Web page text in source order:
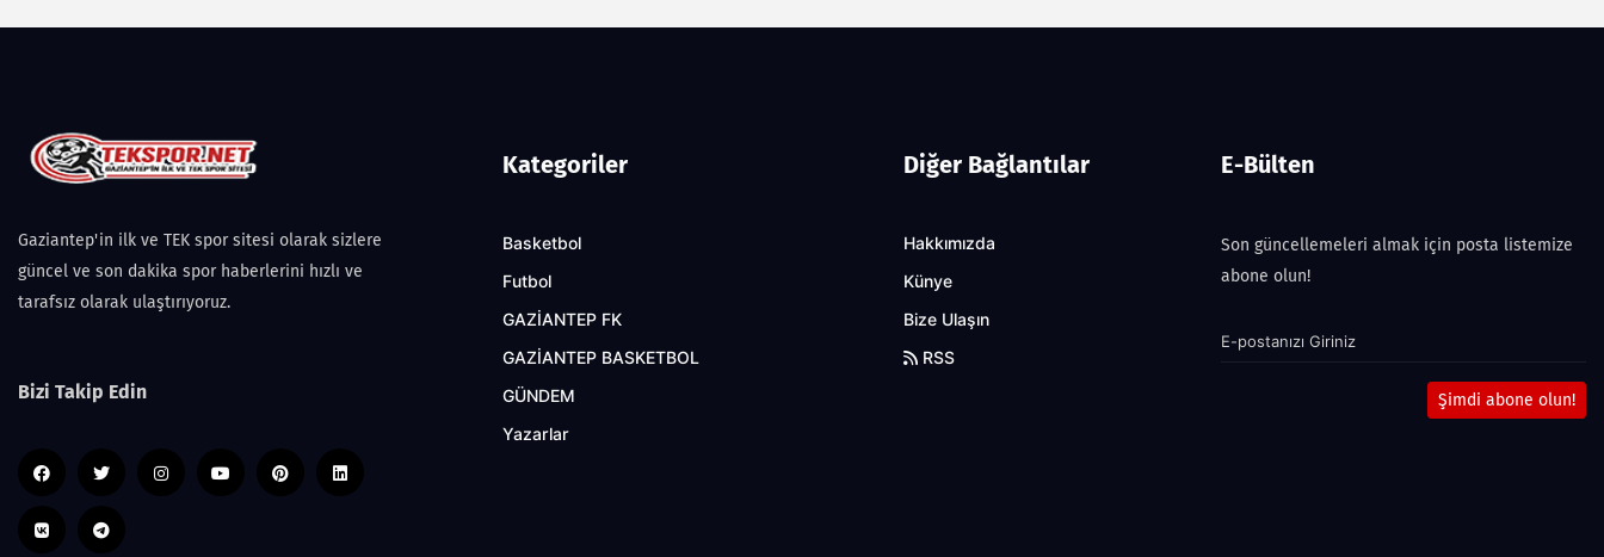
Gaziantep'in ilk ve TEK spor sitesi olarak sizlere
güncel ve son dakika spor haberlerini hızlı ve
tarafsız olarak ulaştırıyoruz.
Bizi Takip Edin
Kategoriler
Basketbol
Futbol
GAZİANTEP FK
GAZİANTEP BASKETBOL
GÜNDEM
Yazarlar
Diğer Bağlantılar
Hakkımızda
Künye
Bize Ulaşın
RSS
E-Bülten
Son güncellemeleri almak için posta listemize
abone olun!
Şimdi abone olun!